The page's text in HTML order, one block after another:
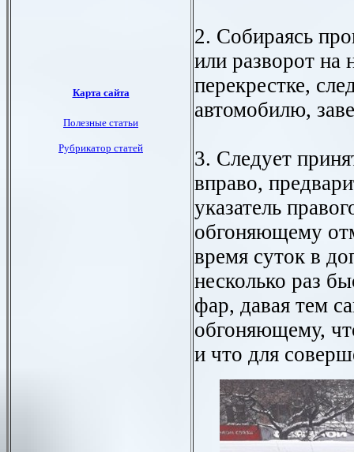
2. Собираясь
или разворот на
перекрестке,
автомобилю,
3. Следует
вправо,
указатель
обгоняющему
время суток в
несколько раз
фар, давая тем
обгоняющему,
и что для